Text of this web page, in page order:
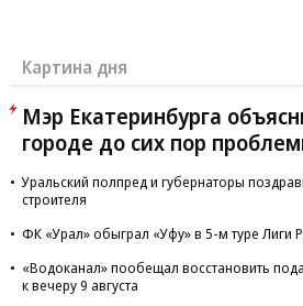
Картина дня
Мэр Екатеринбурга
городе до сих пор
Уральский полпред и губернаторы
строителя
ФК «Урал» обыграл «Уфу» в 5-м туре Лиги
«Водоканал» пообещал восстановить
к вечеру 9 августа